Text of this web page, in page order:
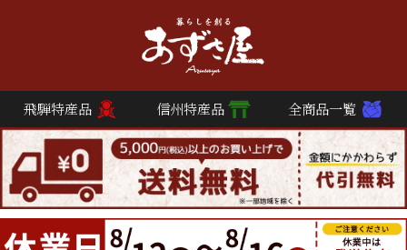
飛騨特産品 信州特産品 全商品一覧